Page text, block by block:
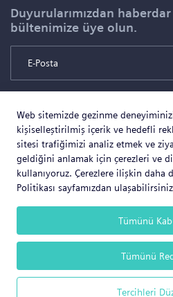
Web sitemizde gezinme
kişiselleştirilmiş içerik ve hedefli
sitesi trafiğimizi analiz etmek ve
geldiğini anlamak için çerezleri ve
kullanıyoruz. Çerezlere ilişkin daha
Politikası sayfamızdan
Tümünü
Tümünü
Tercihleri
Duyurularımızdan
bültenimize üye olun.
Copyright © 2026 SOLD
GAYRİMENKUL İNŞAAT
Web Business® e-ticaret